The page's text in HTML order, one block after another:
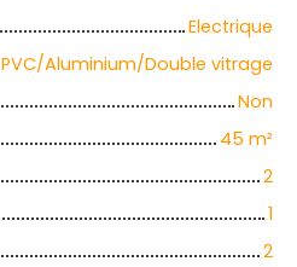
Electrique
PVC/Aluminium/Double vitrage
Non
45 m²
2
1
2